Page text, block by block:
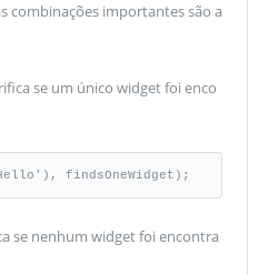
combinações importantes são a
se um único widget foi enco
findsOneWidget);
se nenhum widget foi encontra